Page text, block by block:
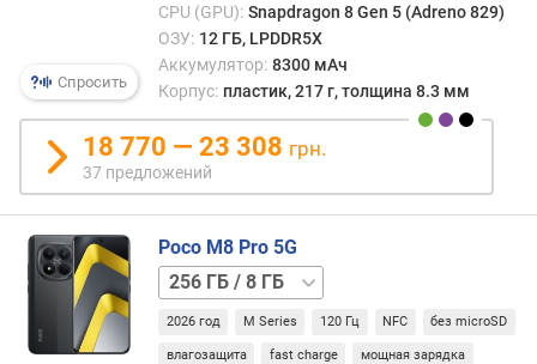
н
о
в
л
е
н
и
е
Спросить
CPU (GPU): Snapdragon 8 Gen 5 (Adreno 829)
ОЗУ: 12 ГБ, LPDDR5X
Аккумулятор: 8300 мАч
Корпус: пластик, 217 г, толщина 8.3 мм
18 770 — 23 308 грн.
37 предложений
Poco M8 Pro 5G
512 ГБ
/
8 ГБ512 ГБ
2026 год M Series 120 Гц NFC без microSD
влагозащита fast charge мощная зарядка